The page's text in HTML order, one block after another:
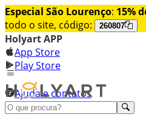
Especial São Lourenço: 15%
todo o site, código:
260807
Holyart APP
App Store
Play Store
Ajuda e contatos
Conheça premium